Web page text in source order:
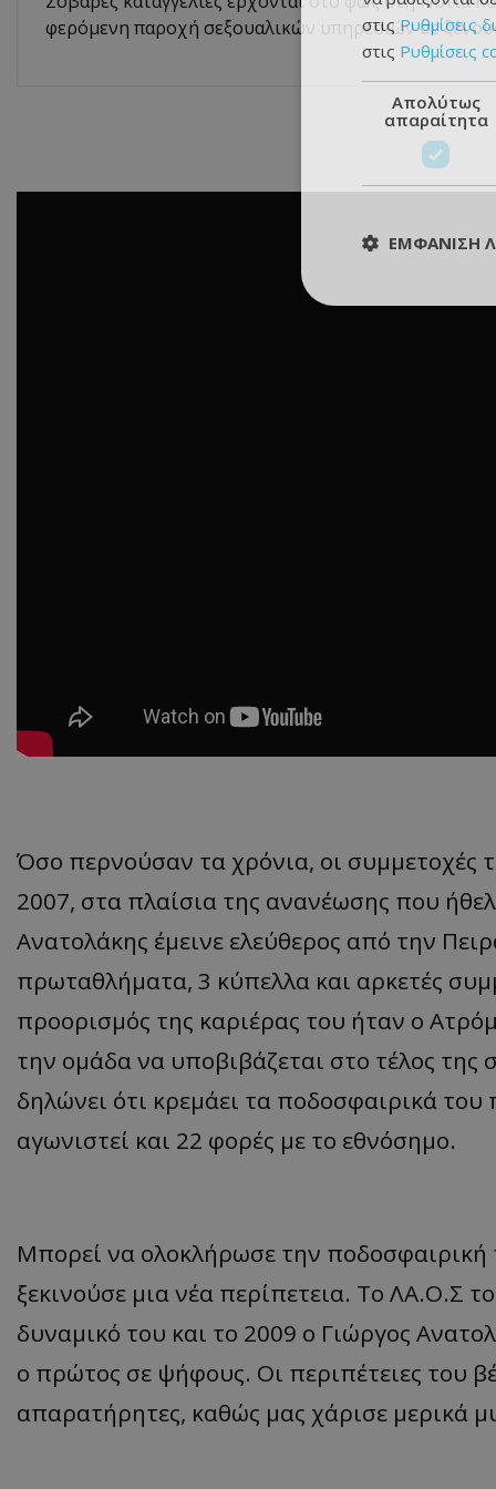
φερόμενη παροχή σεξουαλικών υπηρεσιών σε
Όσο περνούσαν τα χρόνια, οι συμμετοχές
2007, στα πλαίσια της ανανέωσης που
Ανατολάκης έμεινε ελεύθερος από την
πρωταθλήματα, 3 κύπελλα και αρκετές
προορισμός της καριέρας του ήταν ο
την ομάδα να υποβιβάζεται στο τέλος της
δηλώνει ότι κρεμάει τα ποδοσφαιρικά του
αγωνιστεί και 22 φορές με το εθνόσημο.
Μπορεί να ολοκλήρωσε την ποδοσφαιρική
ξεκινούσε μια νέα περίπετεια. Το ΛΑ.Ο.Σ
δυναμικό του και το 2009 ο Γιώργος
ο πρώτος σε ψήφους. Οι περιπέτειες του
απαρατήρητες, καθώς μας χάρισε μερικά
στιςΡυθμίσεις
στις Ρυθμίσεις
Απολύτως
απαραίτητα
ΕΜΦΆΝΙΣΗ